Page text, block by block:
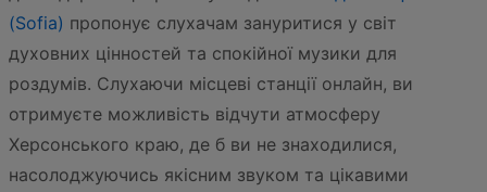
(Sofia) пропонує слухачам зануритися у світ
духовних цінностей та спокійної музики для
роздумів. Слухаючи місцеві станції онлайн, ви
отримуєте можливість відчути атмосферу
Херсонського краю, де б ви не знаходилися,
насолоджуючись якісним звуком та цікавими